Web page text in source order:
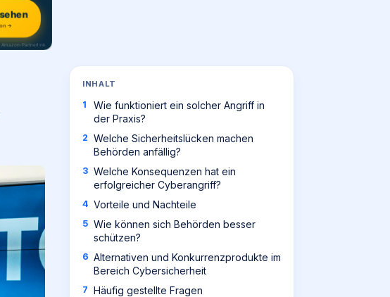
→
Amazon-Partnerlink
INHALT
Wie funktioniert ein solcher Angriff in
der Praxis?
Welche Sicherheitslücken machen
Behörden anfällig?
Welche Konsequenzen hat ein
erfolgreicher Cyberangriff?
Vorteile und Nachteile
Wie können sich Behörden besser
schützen?
Alternativen und Konkurrenzprodukte im
Bereich Cybersicherheit
Häufig gestellte Fragen